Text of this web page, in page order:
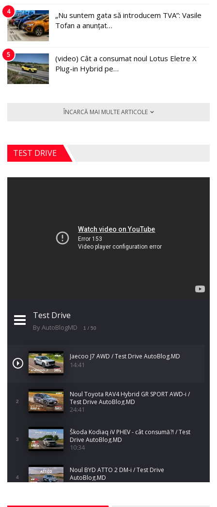
4
„Nu suntem gata să introducem TVA”: Vasile
Tofan a anunțat…
5
(video) Cât a consumat noul Lotus Eletre X
Plug-in Hybrid pe…
ÎNCARCĂ MAI MULTE ARTICOLE
TEST DRIVE
Test Drive
By AutoBlogMD 1 / 50
Jaecoo J7 AWD / Test Drive AutoBlog.MD
14:41
2
Noul Toyota RAV4 Hybrid GR SPORT AWD-i /
Test Drive AutoBlog.MD
24:41
3
Škoda Kodiaq iV PHEV - cât consumă?! / Test
Drive AutoBlog.MD
10:34
4
Noul BYD ATTO 2 DM-i / Test Drive
AutoBlog.MD
17:35